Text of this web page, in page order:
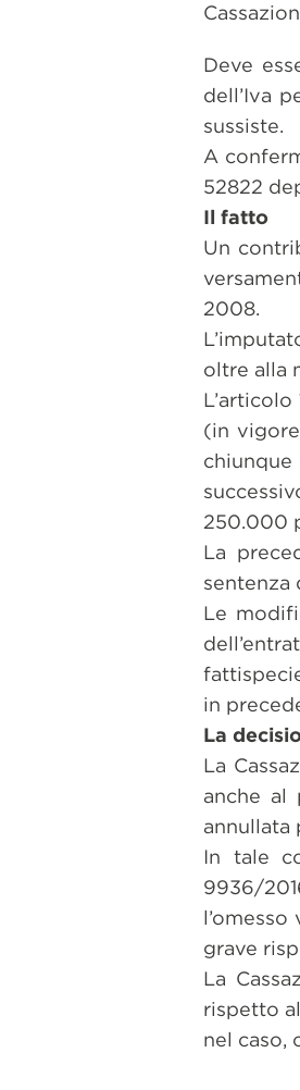
Deve
dell’Iva
sussiste.
A
52822
Il fatto
Un
2008.
oltre alla
(in
chiunque
250.000
La
sentenza
Le
in
La
La
anche al
annullata
In tale
9936/
grave
La
rispetto
nel caso,